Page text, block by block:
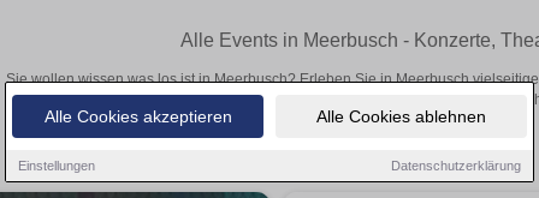
Alle Cookies akzeptieren Alle Cookies ablehnen
Einstellungen Datenschutzerklärung
Alle Events in Meerbusch - Konzerte,
Sie wollen wissen was los ist in Meerbusch? Erleben Sie in Meerbusch
Theateraufführungen oder aufregende Veranstaltungen in